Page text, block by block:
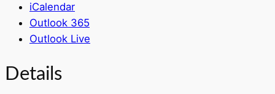
iCalendar
Outlook 365
Outlook Live
Details